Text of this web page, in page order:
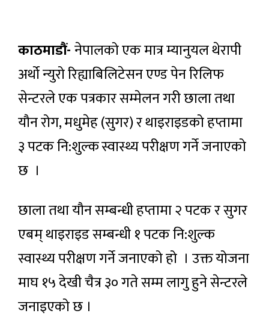
काठमाडौं-नेपालको एक मात्र म्यानुयल थेरापी
अर्थो न्युरो रिह्याबिलिटेसन एण्ड पेन रिलिफ
सेन्टरले एक पत्रकार सम्मेलन गरी छाला तथा
यौन रोग, मधुमेह (सुगर) र थाइराइडको हप्तामा
३ पटक नि:शुल्क स्वास्थ्य परीक्षण गर्ने जनाएको
छ ।
छाला तथा यौन सम्बन्धी हप्तामा २ पटक र सुगर
एबम् थाइराइड सम्बन्धी १ पटक नि:शुल्क
स्वास्थ्य परीक्षण गर्ने जनाएको हो । उक्त योजना
माघ १५ देखी चैत्र ३० गते सम्म लागु हुने सेन्टरले
जनाइएको छ ।